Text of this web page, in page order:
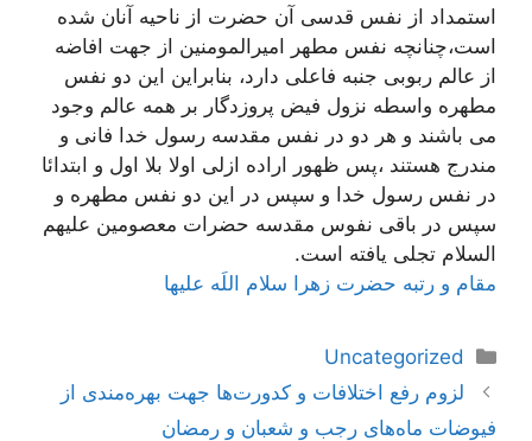
استمداد از نفس قدسی آن حضرت از ناحیه آنان شده
است،چنانچه نفس مطهر امیرالمومنین از جهت افاضه
از عالم ربوبی جنبه فاعلی دارد، بنابراین این دو نفس
مطهره واسطه نزول فیض پروزدگار بر همه عالم وجود
می باشند و هر دو در نفس مقدسه رسول خدا فانی و
مندرج هستند ،پس ظهور اراده ازلی اولا بلا اول و ابتدائا
در نفس رسول خدا و سپس در این دو نفس مطهره و
سپس در باقی نفوس مقدسه حضرات معصومین علیهم
السلام تجلی یافته است.
مقام و رتبه حضرت زهرا سلام اللَه علیها
دسته‌ها
Uncategorized
ناوبری
نوشته‌ها
لزوم رفع اختلافات و کدورت‌ها جهت بهره‌مندی از
فیوضات ماه‌های رجب و شعبان و رمضان